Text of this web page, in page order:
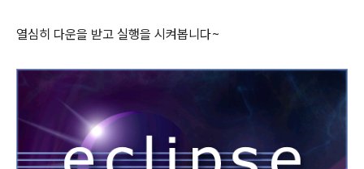
열심히 다운을 받고 실행을 시켜봅니다~